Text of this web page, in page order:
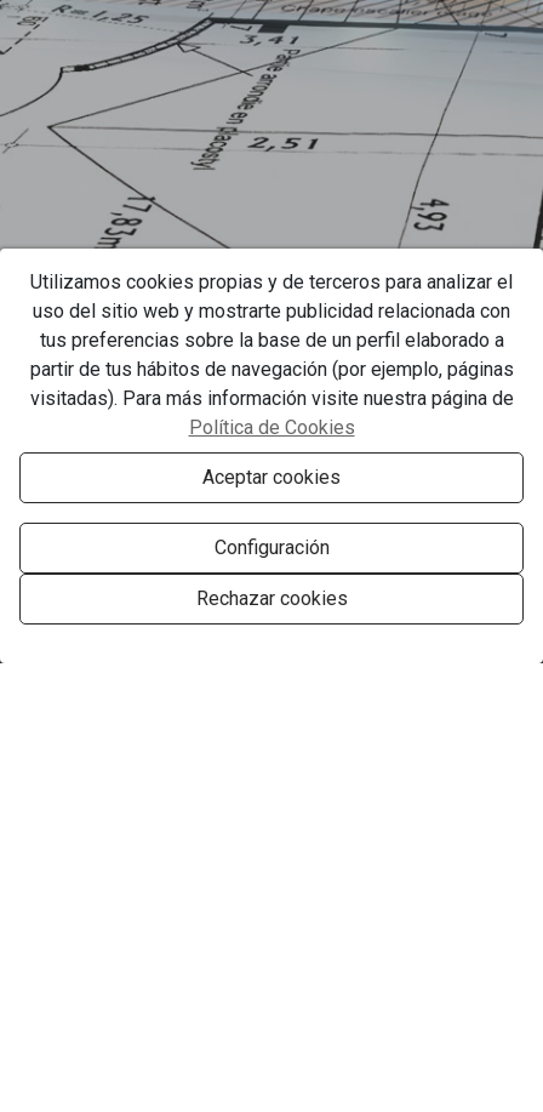
Utilizamos cookies propias y de terceros para analizar el
uso del sitio web y mostrarte publicidad relacionada con
tus preferencias sobre la base de un perfil elaborado a
partir de tus hábitos de navegación (por ejemplo, páginas
visitadas). Para más información visite nuestra página de
Política de Cookies
Aceptar cookies
Configuración
Rechazar cookies